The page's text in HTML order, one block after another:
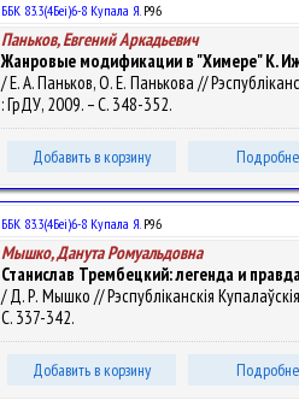
ББК 83.3(4Беі)6-8 Купала Я.Р96
Паньков, Евгений Аркадьевич
Жанровые модификации в "Химере" К.
/ Е. А. Паньков, О. Е. Панькова //
: ГрДУ, 2009. – С. 348-352.
Добавить в корзину
ББК 83.3(4Беі)6-8 Купала Я.Р96
Мышко, Данута Ромуальдовна
Станислав Трембецкий: легенда и
/ Д. Р. Мышко // Рэспубліканскія
С. 337-342.
Добавить в корзину